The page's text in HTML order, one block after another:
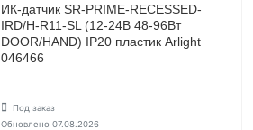
ИК-датчик SR-PRIME-RECESSED-
IRD/H-R11-SL (12-24В 48-96Вт
DOOR/HAND) IP20 пластик Arlight
046466
Под заказ
Обновлено 07.08.2026